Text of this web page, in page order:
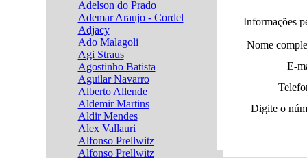
Adelson do Prado
Ademar Araujo - Cordel
Adjacy
Ado Malagoli
Agi Straus
Agostinho Batista
Aguilar Navarro
Alberto Allende
Aldemir Martins
Aldir Mendes
Alex Vallauri
Alfonso Prellwitz
Alfonso Prellwitz
Informações
Nome
E-
Digite o